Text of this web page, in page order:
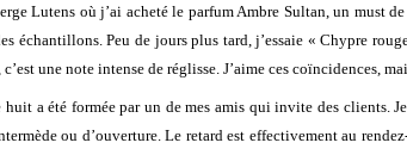
Lutens où j’ai acheté le parfum Ambre Sultan, un must
échantillons. Peu de jours plus tard, j’essaie « Chypre
une note intense de réglisse. J’aime ces coïncidences,
huit a été formée par un de mes amis qui invite des clients.
ou d’ouverture. Le retard est effectivement au